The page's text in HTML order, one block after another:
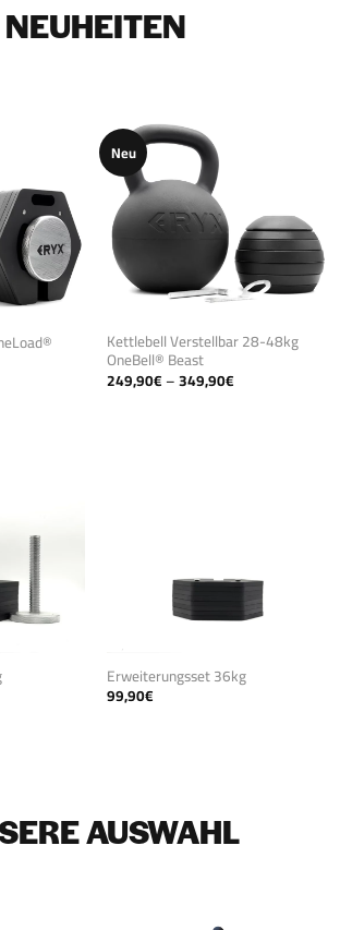
NEUHEITEN
Neu
Kettlebell Verstellbar 28-48kg
OneBell® Beast
249,90€–349,90€Preisspanne:
249,90€
Erweiterungsset 36kg
99,90€
AUSWAHL